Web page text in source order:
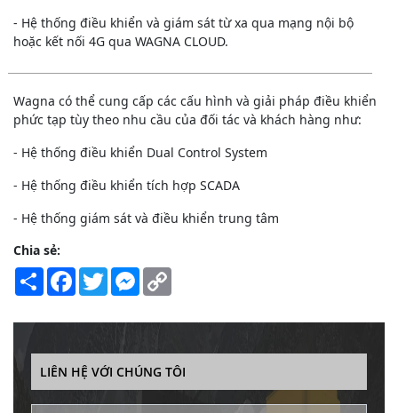
- Hệ thống điều khiển và giám sát từ xa qua mạng nội bộ
hoặc kết nối 4G qua WAGNA CLOUD.
Wagna có thể cung cấp các cấu hình và giải pháp điều khiển
phức tạp tùy theo nhu cầu của đối tác và khách hàng như:
- Hệ thống điều khiển Dual Control System
- Hệ thống điều khiển tích hợp SCADA
- Hệ thống giám sát và điều khiển trung tâm
Chia sẻ:
Share Facebook
TwitterMessenger
LIÊN HỆ VỚI CHÚNG TÔI